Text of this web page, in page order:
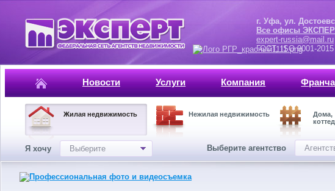
г. Уфа, ул.
Все офисы
expert-russia@mail.ru
ГОСТ, ISO 9001-2015
Новости Услуги Компания
Жилая недвижимость Нежилая недвижимость
Дома,
Я хочу Выберите Выберите агентство